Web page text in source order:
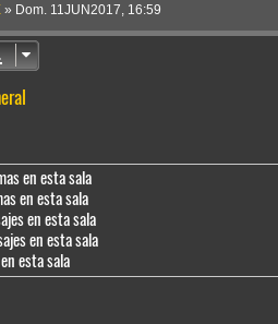
» Dom. 11JUN2017, 16:59
en esta sala
en esta sala
en esta sala
en esta sala
esta sala